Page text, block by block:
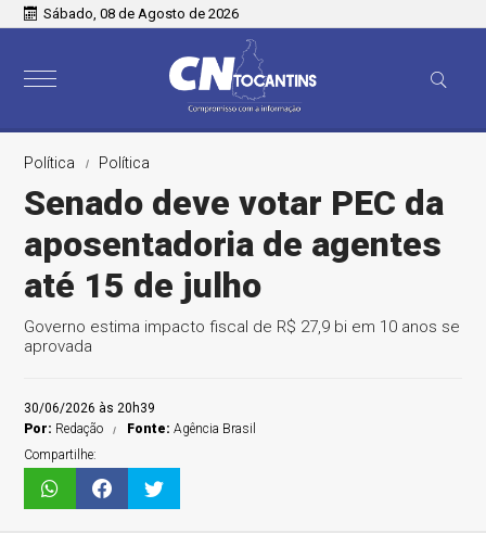
Sábado, 08 de Agosto de 2026
Política Política
Senado deve votar PEC da
aposentadoria de agentes
até 15 de julho
Governo estima impacto fiscal de R$ 27,9 bi em 10 anos se
aprovada
30/06/2026 às 20h39
Por: Redação Fonte:Agência Brasil
Compartilhe: